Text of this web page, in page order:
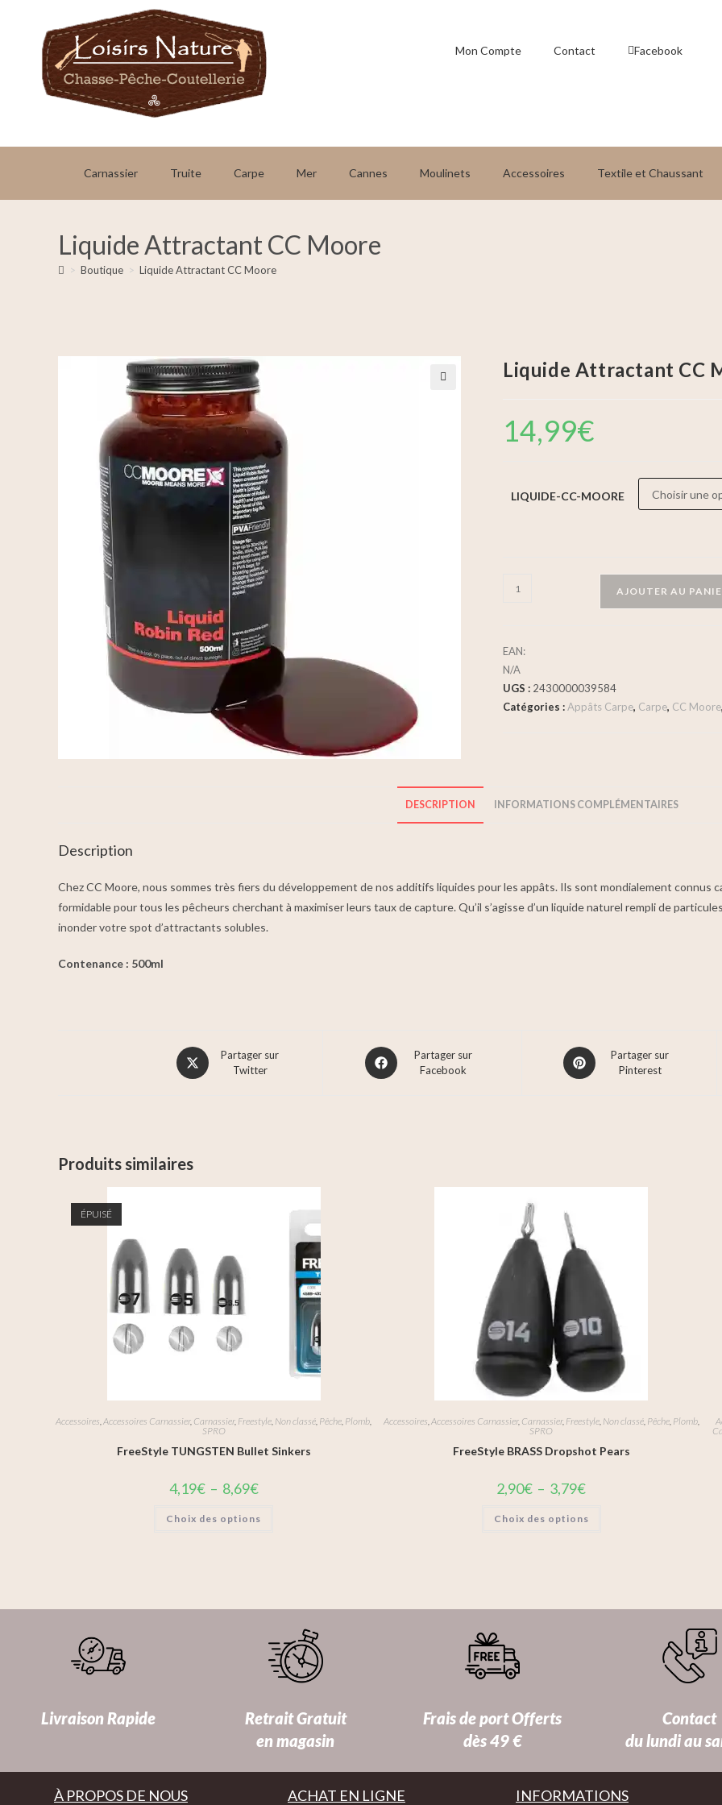
Mon Compte Contact Facebook
Carnassier Truite Carpe Mer Cannes Moulinets Accessoires Textile et Chaussant
Liquide Attractant CC Moore
> Boutique > Liquide Attractant CC Moore
Liquide Attractant CC
14,99€
LIQUIDE-CC-MOORE
AJOUTER AU
EAN:
N/A
UGS : 2430000039584
Catégories :Appâts Carpe, Carpe, CC Moore,
DESCRIPTION INFORMATIONS COMPLÉMENTAIRES
Description
Chez CC Moore, nous sommes très fiers du développement de nos additifs liquides pour les appâts. Ils sont mondialement connus
formidable pour tous les pêcheurs cherchant à maximiser leurs taux de capture. Qu’il s’agisse d’un liquide naturel rempli de
inonder votre spot d’attractants solubles.
Contenance : 500ml
Partager sur
Twitter
Partager sur
Facebook
Partager sur
Pinterest
Produits similaires
ÉPUISÉ
Accessoires,Accessoires Carnassier, Carnassier, Freestyle, Non classé, Pêche, Plomb,
SPRO
FreeStyle TUNGSTEN Bullet Sinkers
4,19€ – 8,69€
Choix des options
Accessoires,Accessoires Carnassier, Carnassier, Freestyle, Non classé, Pêche, Plomb,
SPRO
FreeStyle BRASS Dropshot Pears
2,90€ – 3,79€
Choix des options
Livraison Rapide
Retrait Gratuit
en magasin
Frais de port Offerts
dès 49 €
Contact
du lundi au
À PROPOS DE NOUS ACHAT EN LIGNE INFORMATIONS